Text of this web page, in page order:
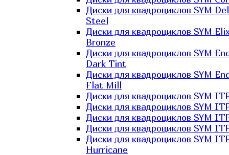
Диски для квадроциклов SYM
Steel
Диски для квадроциклов SYM
Bronze
Диски для квадроциклов SYM
Dark Tint
Диски для квадроциклов SYM
Flat Mill
Диски для квадроциклов SYM
Диски для квадроциклов SYM
Диски для квадроциклов SYM
Диски для квадроциклов SYM
Диски для квадроциклов SYM
Hurricane